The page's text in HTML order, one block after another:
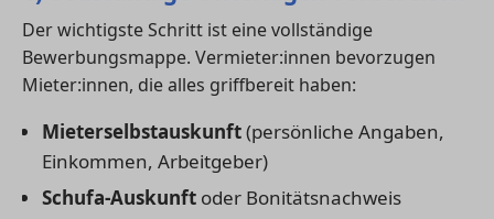
Der wichtigste Schritt ist eine vollständige
Bewerbungsmappe. Vermieter:innen bevorzugen
Mieter:innen, die alles griffbereit haben:
Mieterselbstauskunft(persönliche Angaben,
Einkommen, Arbeitgeber)
Schufa-Auskunftoder Bonitätsnachweis